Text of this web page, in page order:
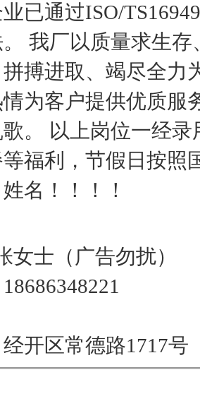
已通过ISO/
我厂以质量求生
搏进取、竭尽全力
为客户提供优质服
。 以上岗位一经
福利，节假日按照
名！！！！
女士（广告勿扰）
开区常德路1717号